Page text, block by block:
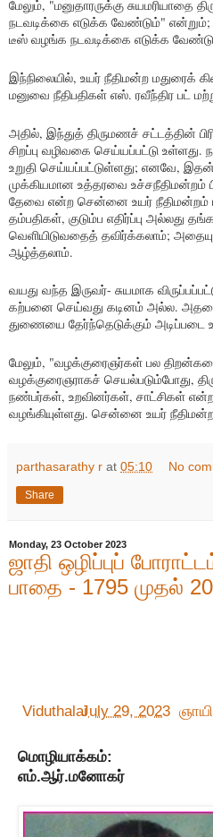
மேலும், "மனுதாரருக்கு
நடவடிக்கை எடுக்க வேண்டும்"
டீஸ் வழங்க நடவடிக்கை எடுக்க
இந்நிலையில், உயர் நீதிமன்ற மதுரைக்
மனுவை நீதிபதிகள் எஸ். ரவீந்திர பட்
அதில், இந்துத் திருமணச் சட்டத்தின்
சிறப்பு வழிவகை செய்யப்பட்டு உள்ளது.
உறுதி செய்யப்பட்டுள்ளது; எனவே, இதன்
முக்கியமான உத்தரவை உச்சநீதிமன்றம்
தேவை என்ற சென்னை உயர் நீதிமன்றம்
தம்பதிகள், குடும்ப எதிர்ப்பு அல்லது
வெளியிடுவதைத் தவிர்க்கலாம்;
ஆழ்த்தலாம்.
வயது வந்த இருவர்- சுயமாக
கற்பனை செய்வது கடினம் அல்ல. அதனை
துணையை தேர்ந்தெடுக்கும் அடிப்படை
மேலும், "வழக்குரைஞர்கள் பல
வழக்குரைஞராகச் செயல்படும்போது,
நண்பர்கள், உறவினர்கள், சாட்சிகள் என்ற
வழங்கியுள்ளது. சென்னை உயர்
parthasarathy r at 05:10 No
Share
Monday, 23 October 2023
ஜாதி ஒழிப்புப்
பாதை - 1795 முதல்
ViduthalaiJuly 29, 2023
மொழியாக்கம்:
எம்.ஆர்.மனோகர்